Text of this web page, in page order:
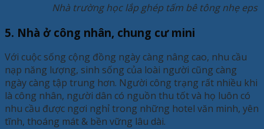
Nhà trường học lắp ghép tấm bê tông nhẹ eps
5. Nhà ở công nhân, chung cư mini
Với cuộc sống cộng đồng ngày càng nâng cao, nhu cầu
nạp năng lượng, sinh sống của loài người cũng càng
ngày càng tập trung hơn. Người công trạng rất nhiều khi
là công nhân, người dân có nguồn thu tốt và họ luôn có
nhu cầu được ngơi nghỉ trong những hotel văn minh, yên
tĩnh, thoáng mát & bền vững lâu dài.